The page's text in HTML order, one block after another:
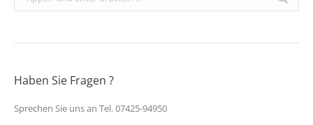
Haben Sie Fragen ?
Sprechen Sie uns an Tel. 07425-94950